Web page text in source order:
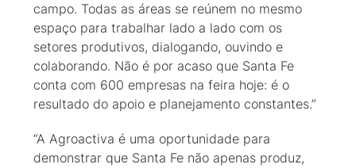
campo. Todas as áreas se reúnem no mesmo
espaço para trabalhar lado a lado com os
setores produtivos, dialogando, ouvindo e
colaborando. Não é por acaso que Santa Fe
conta com 600 empresas na feira hoje: é o
resultado do apoio e planejamento constantes.”
“A Agroactiva é uma oportunidade para
demonstrar que Santa Fe não apenas produz,